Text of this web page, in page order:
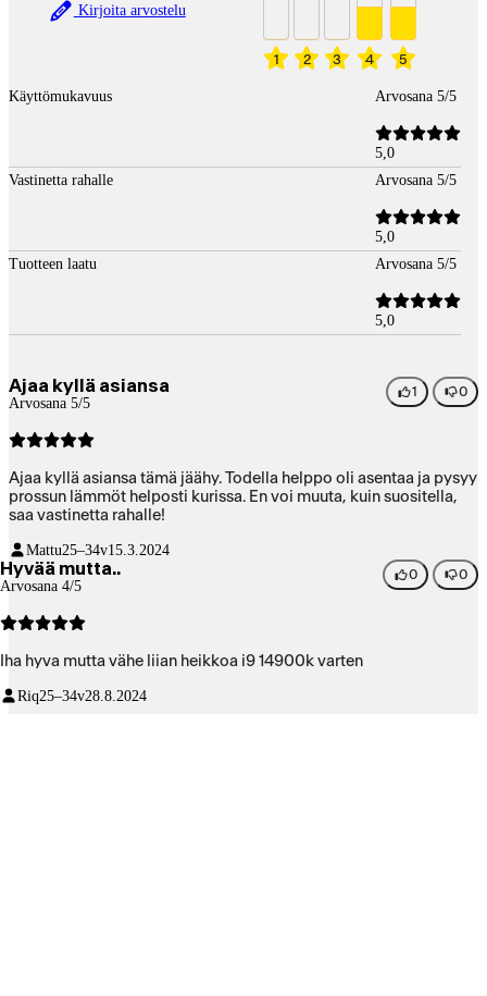
Kirjoita arvostelu
1 2 3 4 5
Käyttömukavuus Arvosana 5/5
5,0
Vastinetta rahalle
Arvosana 5/5
5,0
Tuotteen laatu
Arvosana 5/5
5,0
Ajaa kyllä asiansa
Arvosana 5/5
1 0
Ajaa kyllä asiansa tämä jäähy. Todella helppo oli asentaa ja pysyy
prossun lämmöt helposti kurissa. En voi muuta, kuin suositella,
saa vastinetta rahalle!
Mattu25–34v15.3.2024
Hyvää mutta..
Arvosana 4/5
0 0
Iha hyva mutta vähe liian heikkoa i9 14900k varten
Riq25–34v28.8.2024